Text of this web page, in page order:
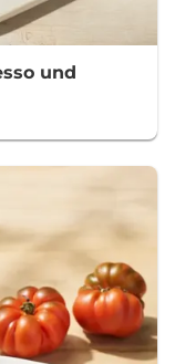
und